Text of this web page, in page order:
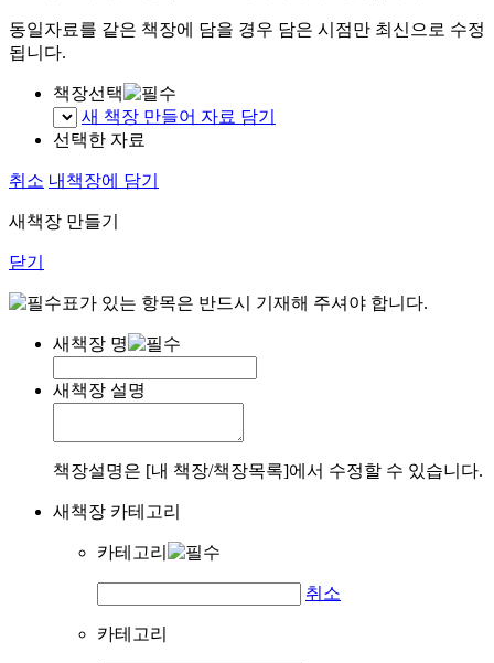
동일자료를 같은 책장에 담을 경우 담은 시점만 최신으로 수정
됩니다.
책장선택
새 책장 만들어 자료 담기
선택한 자료
취소 내책장에 담기
새책장 만들기
닫기
표가 있는 항목은 반드시 기재해 주셔야 합니다.
새책장 명
새책장 설명
책장설명은 [내 책장/책장목록]에서 수정할 수 있습니다.
새책장 카테고리
카테고리
취소
카테고리